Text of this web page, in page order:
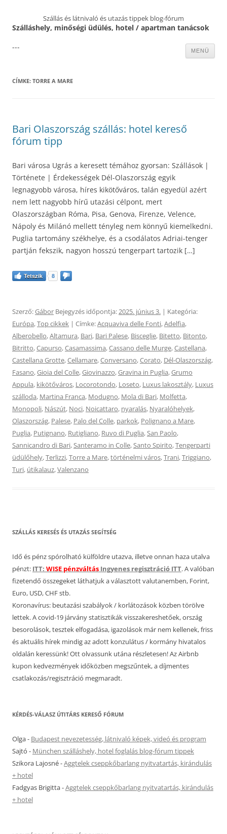
Szállás és látnivaló és utazás tippek blog-fórum
Szálláshely, minőségi üdülés, hotel / apartman tanácsok
MENÜ
---
CÍMKE: TORRE A MARE
Bari Olaszország szállás: hotel kereső
fórum tipp
Bari városa Ugrás a keresett témához gyorsan: Szállások |
Története | Érdekességek Dél-Olaszország egyik
legnagyobb városa, híres kikötőváros, talán egyedül azért
nem lett nagyobb hírű utazási célpont, mert
Olaszországban Róma, Pisa, Genova, Firenze, Velence,
Nápoly és Milánó mellett tényleg nem könnyű kiemelkedni.
Puglia tartomány székhelye, és a csodálatos Adriai-tenger
partján fekszik, nagyon hosszú tengerpart tartozik […]
Tetszik 8
Szerző:Gábor Bejegyzés időpontja:2025. június 3. | Kategória:
Európa,Top cikkek | Címke:Acquaviva delle Fonti,Adelfia,
Alberobello,Altamura, Bari, Bari Palese, Bisceglie, Bitetto, Bitonto,
Bitritto,Capurso,Casamassima,Cassano delle Murge,Castellana,
Castellana Grotte,Cellamare,Conversano,Corato, Dél-Olaszország,
Fasano,Gioia del Colle,Giovinazzo,Gravina in Puglia,Grumo
Appula, kikötőváros, Locorotondo, Loseto, Luxus lakosztály, Luxus
szálloda, Martina Franca, Modugno, Mola di Bari, Molfetta,
Monopoli, Nászút, Noci, Noicattaro, nyaralás, Nyaralóhelyek,
Olaszország, Palese, Palo del Colle, parkok, Polignano a Mare,
Puglia, Putignano, Rutigliano, Ruvo di Puglia,San Paolo,
Sannicandro di Bari,Santeramo in Colle,Santo Spirito,Tengerparti
üdülőhely,Terlizzi,Torre a Mare,történelmi város,Trani,Triggiano,
Turi, útikalauz,Valenzano
SZÁLLÁS KERESÉS ÉS UTAZÁS SEGÍTSÉG
Idő és pénz spórolható külföldre utazva, illetve onnan haza utalva
pénzt: ITT: WISE pénzváltás Ingyenes regisztráció ITT. A valóban
fizetendő összegeket láthatjuk a választott valutanemben, Forint,
Euro, USD, CHF stb.
Koronavírus: beutazási szabályok / korlátozások közben törölve
lettek. A covid-19 járvány statisztikák visszakereshetőek, ország
besorolások, tesztek elfogadása, igazolások már nem kellenek, friss
és aktuális hírek mindig az adott konzulátus / kormány hivatalos
oldalán keressünk! Ott olvassunk utána részletesen! Az Airbnb
kupon kedvezmények időközben megszűntek, a díjmentes
csatlakozás/regisztráció megmaradt.
KÉRDÉS-VÁLASZ ÚTITÁRS KERESŐ FÓRUM
Olga- Budapest nevezetesség, látnivaló képek, videó és program
Sajtó - München szálláshely, hotel foglalás blog-fórum tippek
Szikora Lajosné-Aggtelek cseppkőbarlang nyitvatartás, kirándulás
+ hotel
Fadgyas Brigitta-Aggtelek cseppkőbarlang nyitvatartás, kirándulás
+ hotel